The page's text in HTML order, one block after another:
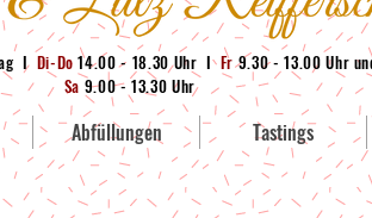
I Di-Do 14.00 - 18.30 Uhr IFr9.30 - 13.00 Uhr
Sa 9.00 - 13.30 Uhr
Abfüllungen Tastings